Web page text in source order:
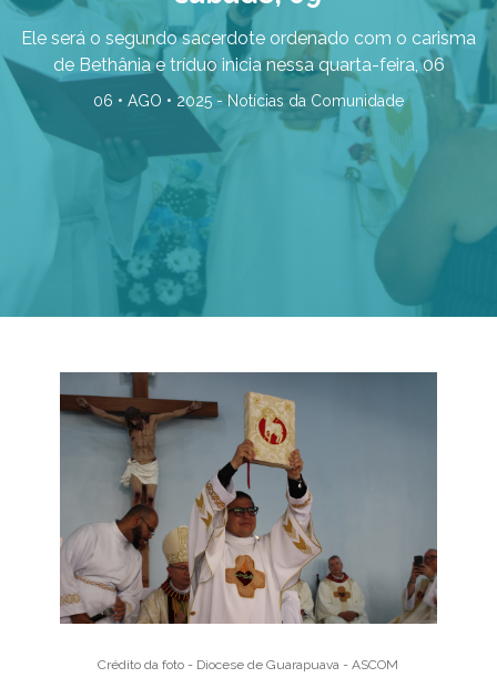
Ele será o segundo sacerdote ordenado com o carisma
de Bethânia e tríduo inicia nessa quarta-feira, 06
06 • AGO • 2025 - Notícias da Comunidade
Crédito da foto - Diocese de Guarapuava - ASCOM